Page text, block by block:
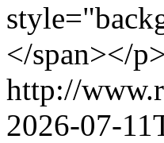
</span></
http://
2026-07-